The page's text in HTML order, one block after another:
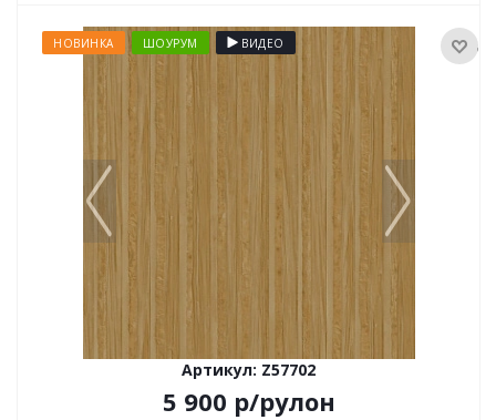
НОВИНКА ШОУРУМ ВИДЕО
Артикул: Z57702
5 900 р/рулон